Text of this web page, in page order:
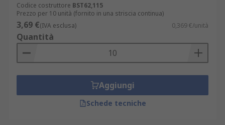
Codice costruttore BST62,115
Prezzo per 10 unità (fornito in una striscia continua)
3,69 €(IVA esclusa) 0,369 €/unità
Quantità
Aggiungi
Schede tecniche